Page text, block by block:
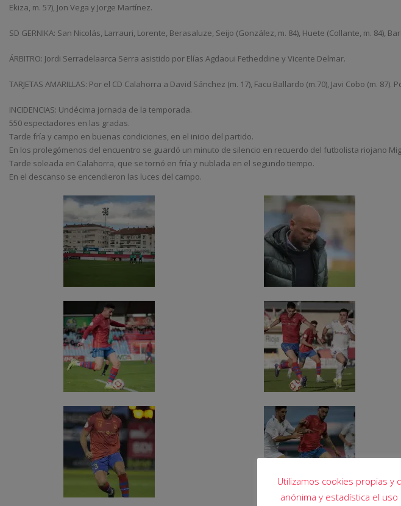
Ekiza, m. 57), Jon Vega y Jorge Martínez.
SD GERNIKA: San Nicolás, Larrauri, Lorente, Berasaluze, Seijo (González, m. 84), Huete (Collante, m. 84),
ÁRBITRO: Jordi Serradelaarca Serra asistido por Elías Agdaoui Fetheddine y Vicente Delmar.
TARJETAS AMARILLAS: Por el CD Calahorra a David Sánchez (m. 17), Facu Ballardo (m.70), Javi Cobo (m. 87).
INCIDENCIAS: Undécima jornada de la temporada.
550 espectadores en las gradas.
Tarde fría y campo en buenas condiciones, en el inicio del partido.
En los prolegómenos del encuentro se guardó un minuto de silencio en recuerdo del futbolista riojano
Tarde soleada en Calahorra, que se tornó en fría y nublada en el segundo tiempo.
En el descanso se encendieron las luces del campo.
Utilizamos cookies propias y
anónima y estadística el